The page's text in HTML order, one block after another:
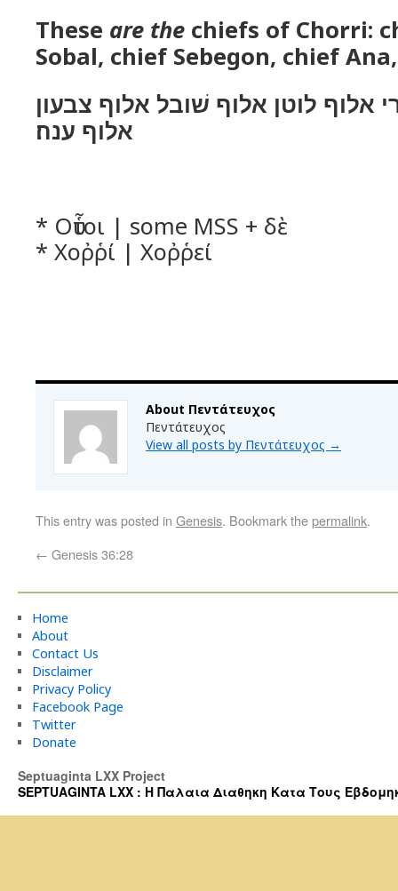
These are the chiefs of Chorri:
Sobal, chief Sebegon, chief Ana,
אלוף לוטן אלוף שׁובל אלוף צבעון
אלוף ענה׃
* Οὗτοι | some MSS + δὲ
* Χοῤῥί | Χοῤῥεί
About Πεντάτευχος
Πεντάτευχος
View all posts by Πεντάτευχος →
This entry was posted in Genesis. Bookmark thepermalink.
← Genesis 36:28
Home
About
Contact Us
Disclaimer
Privacy Policy
Facebook Page
Twitter
Donate
Septuaginta LXX Project
SEPTUAGINTA LXX : Η Παλαια Διαθηκη Κατα Τους